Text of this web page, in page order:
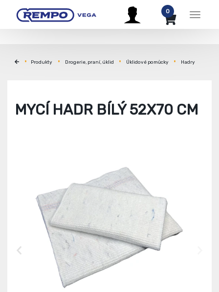
Menu
0
Produkty Drogerie, praní, úklid Úklidové pomůcky Hadry
MYCÍ HADR BÍLÝ 52X70 CM